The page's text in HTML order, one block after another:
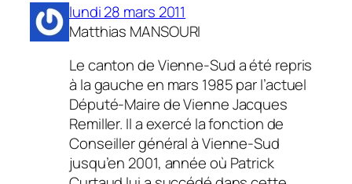
lundi 28 mars 2011
Matthias MANSOURI
Le canton de Vienne-Sud a été repris
à la gauche en mars 1985 par l’actuel
Député-Maire de Vienne Jacques
Remiller. Il a exercé la fonction de
Conseiller général à Vienne-Sud
jusqu’en 2001, année où Patrick